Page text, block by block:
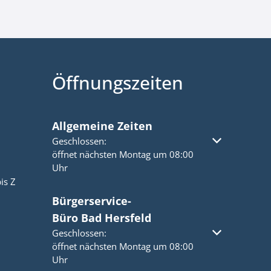
Z
Öffnungszeiten
Allgemeine Zeiten
Klicken, um weitere Öffnungs- oder Schließzeiten
Geschlossen:
öffnet nächsten Montag um 08:00
Uhr
Bürgerservice-
Büro Bad Hersfeld
Klicken, um weitere Öffnungs- oder Schließzeiten
Geschlossen:
öffnet nächsten Montag um 08:00
Uhr